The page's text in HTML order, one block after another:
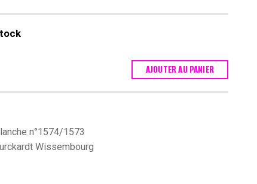
AJOUTER AU PANIER
n°1574/1573
Wissembourg